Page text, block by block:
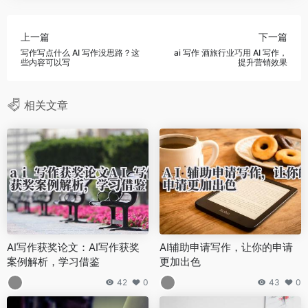
上一篇
写作写点什么 AI 写作没思路？这
些内容可以写
下一篇
ai 写作 酒旅行业巧用 AI 写作，
提升营销效果
相关文章
AI写作获奖论文：AI写作获奖
案例解析，学习借鉴
42 0
AI辅助申请写作，让你的申请
更加出色
43 0